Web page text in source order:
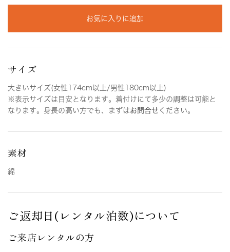
お気に入りに追加
サイズ
大きいサイズ(女性174cm以上/男性180cm以上)
※表示サイズは目安となります。着付けにて多少の調整は可能と
なります。身長の高い方でも、まずはお問合せ ください。
素材
綿
ご返却日(レンタル泊数)について
ご来店レンタルの方